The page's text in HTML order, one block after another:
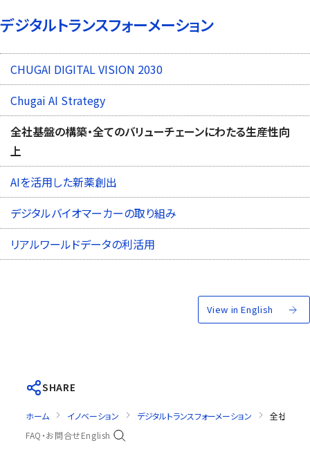
デジタルトランスフォーメーション
CHUGAI DIGITAL VISION 2030
Chugai AI Strategy
全社基盤の構築・全てのバリューチェーンにわたる生産性向
上
AIを活用した新薬創出
デジタルバイオマーカーの取り組み
リアルワールドデータの利活用
View in English
SHARE
ホーム イノベーション デジタルトランスフォーメーション
全社基盤
FAQ・お問合せEnglish